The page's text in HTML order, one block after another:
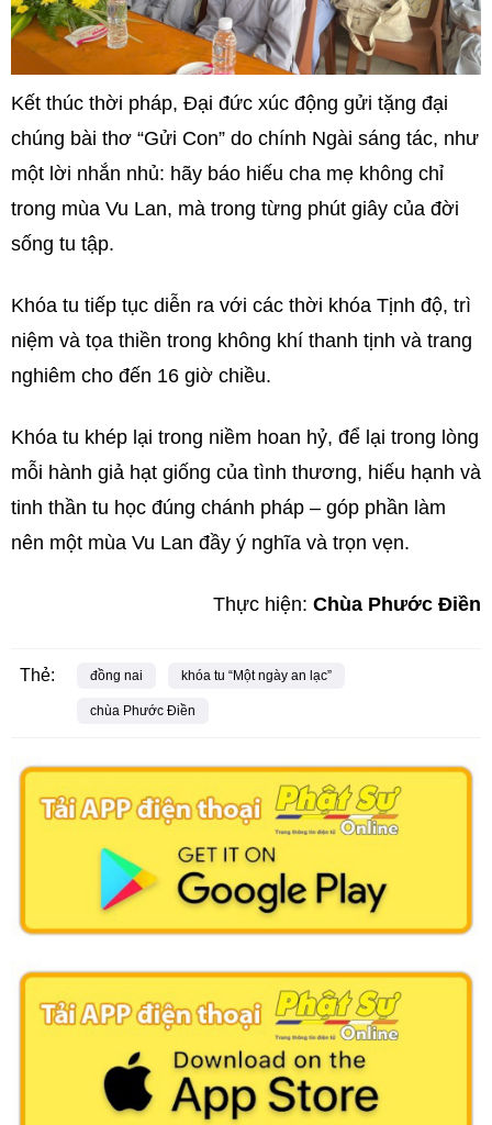
Kết thúc thời pháp, Đại đức xúc động gửi tặng đại
chúng bài thơ “Gửi Con” do chính Ngài sáng tác, như
một lời nhắn nhủ: hãy báo hiếu cha mẹ không chỉ
trong mùa Vu Lan, mà trong từng phút giây của đời
sống tu tập.
Khóa tu tiếp tục diễn ra với các thời khóa Tịnh độ, trì
niệm và tọa thiền trong không khí thanh tịnh và trang
nghiêm cho đến 16 giờ chiều.
Khóa tu khép lại trong niềm hoan hỷ, để lại trong lòng
mỗi hành giả hạt giống của tình thương, hiếu hạnh và
tinh thần tu học đúng chánh pháp – góp phần làm
nên một mùa Vu Lan đầy ý nghĩa và trọn vẹn.
Thực hiện: Chùa Phước Điền
Thẻ: đồng nai khóa tu “Một ngày an lạc”
chùa Phước Điền